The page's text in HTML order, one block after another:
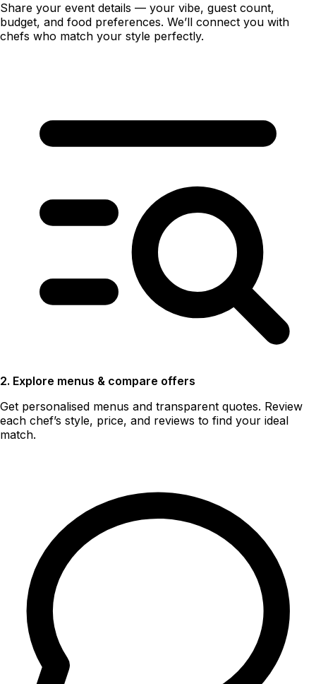
Share your event details — your vibe, guest count,
budget, and food preferences. We’ll connect you with
chefs who match your style perfectly.
2. Explore menus & compare offers
Get personalised menus and transparent quotes. Review
each chef’s style, price, and reviews to find your ideal
match.